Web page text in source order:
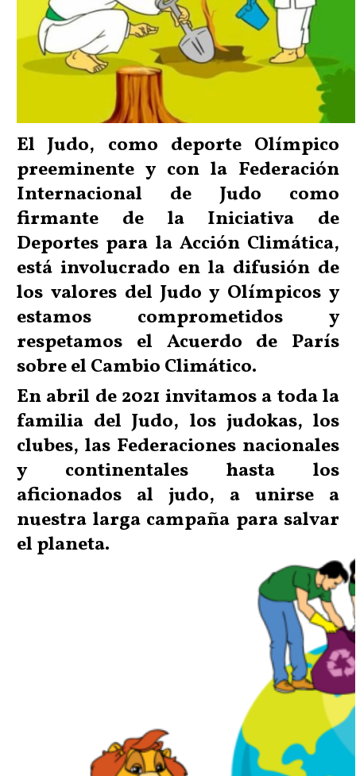
El Judo, como deporte Olímpico
preeminente y con la Federación
Internacional de Judo como
firmante de la Iniciativa de
Deportes para la Acción Climática,
está involucrado en la difusión de
los valores del Judo y Olímpicos y
estamos comprometidos y
respetamos el Acuerdo de París
sobre el Cambio Climático.
En abril de 2021 invitamos a toda la
familia del Judo, los judokas, los
clubes, las Federaciones nacionales
y continentales hasta los
aficionados al judo, a unirse a
nuestra larga campaña para salvar
el planeta.